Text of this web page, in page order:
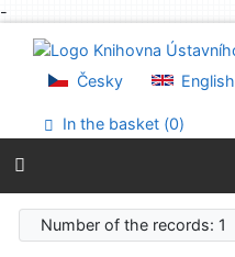
-
Go to menu
Accessibility declaration
Česky English
In the basket (0)
Number of the records: 1